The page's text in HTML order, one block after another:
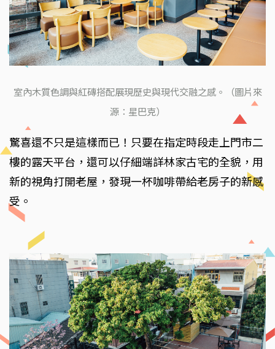
室內木質色調與紅磚搭配展現歷史與現代交融之感。（圖片來
源：星巴克）
驚喜還不只是這樣而已！只要在指定時段走上門市二
樓的露天平台，還可以仔細端詳林家古宅的全貌，用
新的視角打開老屋，發現一杯咖啡帶給老房子的新感
受。